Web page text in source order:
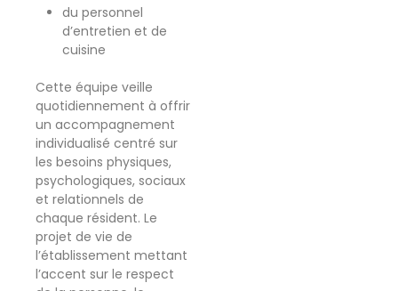
du personnel
d’entretien et de
cuisine
Cette équipe veille
quotidiennement à offrir
un accompagnement
individualisé centré sur
les besoins physiques,
psychologiques, sociaux
et relationnels de
chaque résident. Le
projet de vie de
l’établissement mettant
l’accent sur le respect